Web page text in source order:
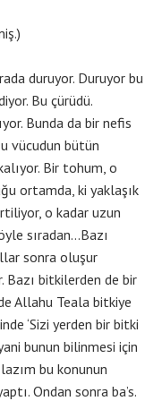
duruyor. Duruyor bu
Bu çürüdü.
Bunda da bir nefis
vücudun bütün
Bir tohum, o
ortamda, ki yaklaşık
o kadar uzun
sıradan…Bazı
sonra oluşur
Bazı bitkilerden de bir
Allahu Teala bitkiye
‘Sizi yerden bir bitki
bunun bilinmesi için
bu konunun
Ondan sonra ba’s.